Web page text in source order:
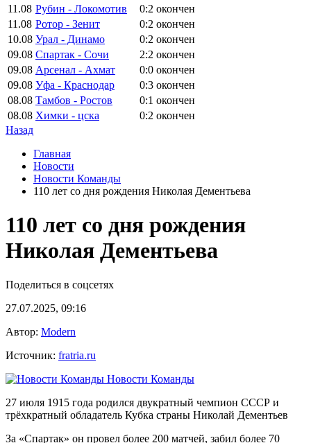
11.08 Рубин - Локомотив 0:2 окончен
11.08 Ротор - Зенит 0:2 окончен
10.08 Урал - Динамо 0:2 окончен
09.08 Спартак - Сочи 2:2 окончен
09.08 Арсенал - Ахмат 0:0 окончен
09.08 Уфа - Краснодар 0:3 окончен
08.08 Тамбов - Ростов 0:1 окончен
08.08 Химки - цска 0:2 окончен
Назад
Главная
Новости
Новости Команды
110 лет со дня рождения Николая Дементьева
110 лет со дня рождения
Николая Дементьева
Поделиться в соцсетях
27.07.2025, 09:16
Автор: Modern
Источник: fratria.ru
Новости Команды
27 июля 1915 года родился двукратный чемпион СССР и
трёхкратный обладатель Кубка страны Николай Дементьев
За «Спартак» он провел более 200 матчей, забил более 70